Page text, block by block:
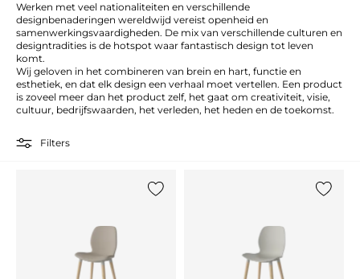
Werken met veel nationaliteiten en verschillende
designbenaderingen wereldwijd vereist openheid en
samenwerkingsvaardigheden. De mix van verschillende culturen en
designtradities is de hotspot waar fantastisch design tot leven
komt.
Wij geloven in het combineren van brein en hart, functie en
esthetiek, en dat elk design een verhaal moet vertellen. Een product
is zoveel meer dan het product zelf, het gaat om creativiteit, visie,
cultuur, bedrijfswaarden, het verleden, het heden en de toekomst.
Filters